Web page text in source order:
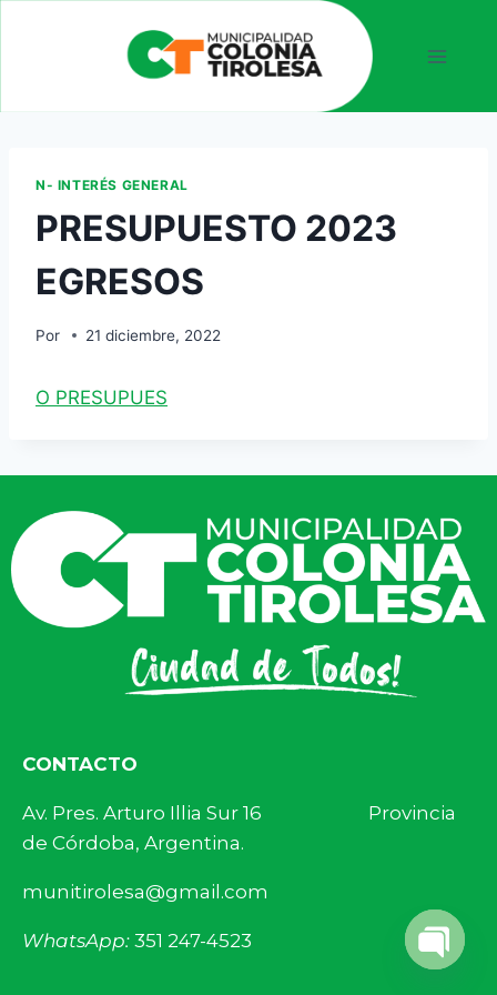
N- INTERÉS GENERAL
PRESUPUESTO 2023
EGRESOS
Por 21 diciembre, 2022
O PRESUPUES
CONTACTO
Av. Pres. Arturo Illia Sur 16 Provincia
de Córdoba, Argentina.
munitirolesa@gmail.com
WhatsApp: 351 247-4523